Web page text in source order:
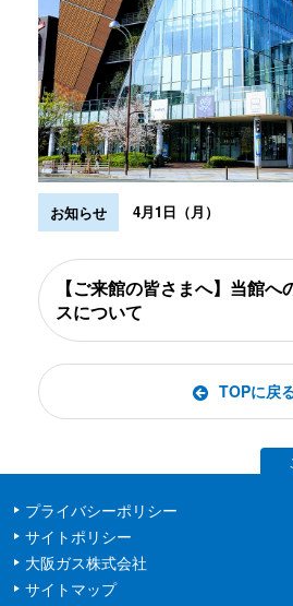
お知らせ 4月1日（月）
【ご来館の皆さまへ】当館へ
スについて
TOPに戻
プライバシーポリシー
サイトポリシー
大阪ガス株式会社
サイトマップ